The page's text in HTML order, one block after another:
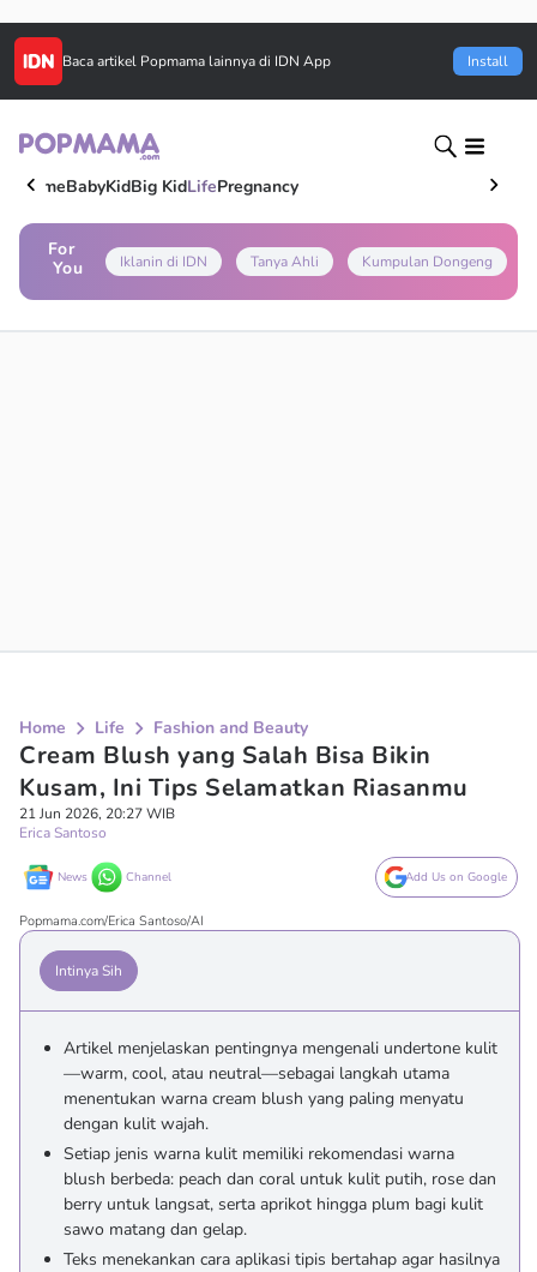
Baca artikel Popmama lainnya di IDN App Install
HomeBabyKidBig KidLifePregnancy
For
You
Iklanin di IDN Tanya Ahli Kumpulan Dongeng
Home Life Fashion and Beauty
Cream Blush yang Salah Bisa Bikin
Kusam, Ini Tips Selamatkan Riasanmu
21 Jun 2026, 20:27 WIB
Erica Santoso
News Channel Add Us on Google
Popmama.com/Erica Santoso/AI
Intinya Sih
Artikel menjelaskan pentingnya mengenali undertone kulit
—warm, cool, atau neutral—sebagai langkah utama
menentukan warna cream blush yang paling menyatu
dengan kulit wajah.
Setiap jenis warna kulit memiliki rekomendasi warna
blush berbeda: peach dan coral untuk kulit putih, rose dan
berry untuk langsat, serta aprikot hingga plum bagi kulit
sawo matang dan gelap.
Teks menekankan cara aplikasi tipis bertahap agar hasilnya